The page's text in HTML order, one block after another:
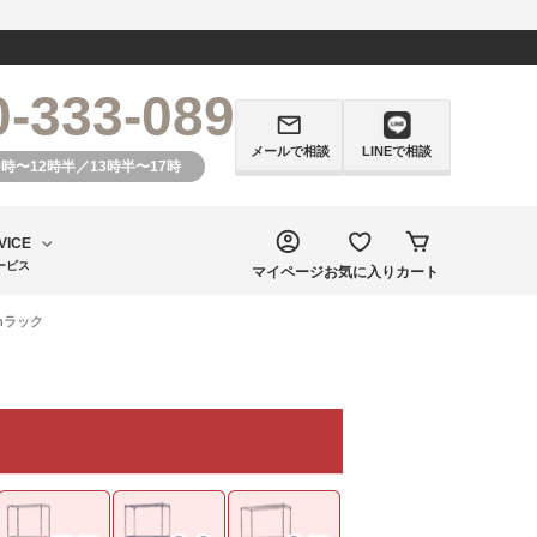
333-089
〜12時半／13時半〜17時
メールで相談 LINEで相談
ビス マイページお気に入り カート
ック